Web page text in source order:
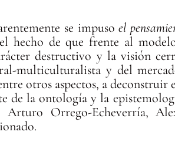
se impusoel
hecho de que frente al
destructivo y la visión
multiculturalista y del
otros aspectos, a deconstruir
de la ontología y la
Orrego-Echeverría,